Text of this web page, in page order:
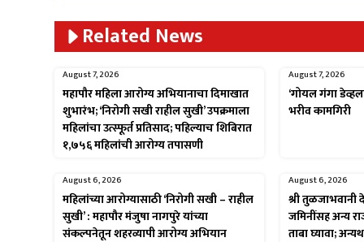
Related News
August 7, 2026
महापौर महिला आरोग्य अभियानाचा दिमाखात
शुभारंभ; ‘निरोगी सखी राहील सुखी’ उपक्रमाला
महिलांचा उत्स्फूर्त प्रतिसाद; पहिल्याच शिबिरात
१,७५६ महिलांची आरोग्य तपासणी
August 7, 2026
‘गोयल गंगा
भरीव कामगिरी
August 6, 2026
महिलांच्या आरोग्यासाठी ‘निरोगी सखी – राहील
सुखी’ : महापौर मंजुषा नागपुरे यांच्या
संकल्पनेतून शहरव्यापी आरोग्य अभियान
August 6, 2026
श्री तुळजाभवानी
जमिनींसह अन्य
ताबा घ्यावा;